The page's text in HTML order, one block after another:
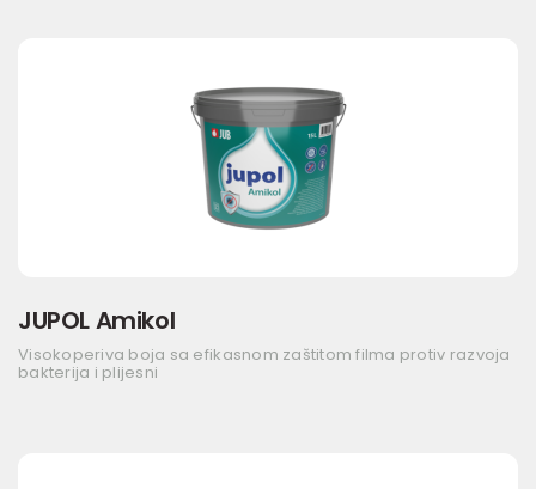
JUPOL Amikol
Visokoperiva boja sa efikasnom zaštitom filma protiv razvoja
bakterija i plijesni